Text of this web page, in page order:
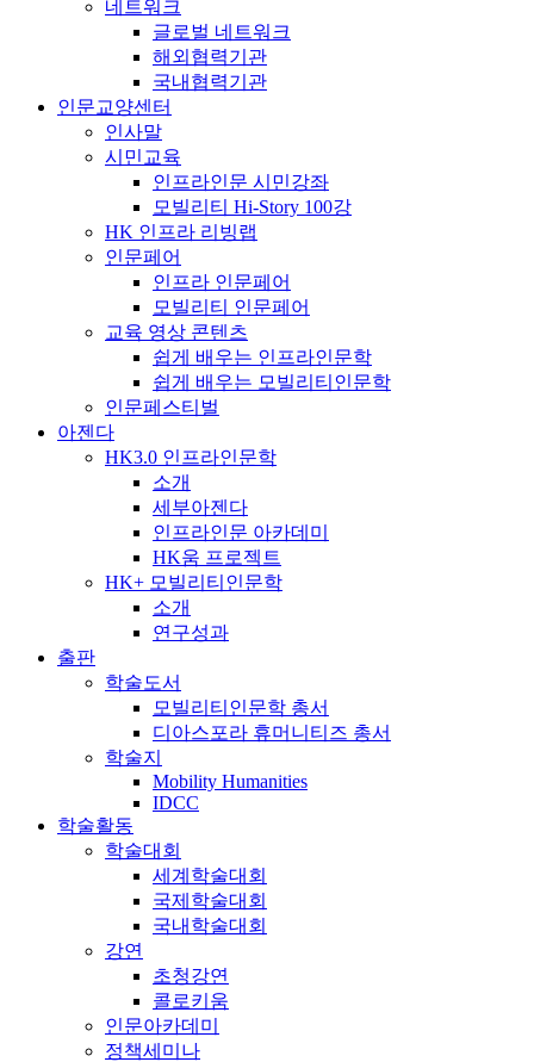
네트워크
글로벌 네트워크
해외협력기관
국내협력기관
인문교양센터
인사말
시민교육
인프라인문 시민강좌
모빌리티 Hi-Story 100강
HK 인프라 리빙랩
인문페어
인프라 인문페어
모빌리티 인문페어
교육 영상 콘텐츠
쉽게 배우는 인프라인문학
쉽게 배우는 모빌리티인문학
인문페스티벌
아젠다
HK3.0 인프라인문학
소개
세부아젠다
인프라인문 아카데미
HK움 프로젝트
HK+ 모빌리티인문학
소개
연구성과
출판
학술도서
모빌리티인문학 총서
디아스포라 휴머니티즈 총서
학술지
Mobility Humanities
IDCC
학술활동
학술대회
세계학술대회
국제학술대회
국내학술대회
강연
초청강연
콜로키움
인문아카데미
정책세미나